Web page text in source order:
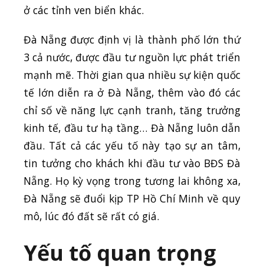
ở các tỉnh ven biển khác.
Đà Nẵng được định vị là thành phố lớn thứ
3 cả nước, được đầu tư nguồn lực phát triển
mạnh mẽ. Thời gian qua nhiều sự kiện quốc
tế lớn diễn ra ở Đà Nẵng, thêm vào đó các
chỉ số về năng lực cạnh tranh, tăng trưởng
kinh tế, đầu tư hạ tầng… Đà Nẵng luôn dẫn
đầu. Tất cả các yếu tố này tạo sự an tâm,
tin tưởng cho khách khi đầu tư vào BĐS Đà
Nẵng. Họ kỳ vọng trong tương lai không xa,
Đà Nẵng sẽ đuổi kịp TP Hồ Chí Minh về quy
mô, lúc đó đất sẽ rất có giá.
Yếu tố quan trọng